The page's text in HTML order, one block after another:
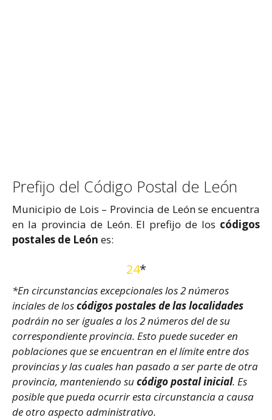
Prefijo del Código Postal de León
Municipio de Lois – Provincia de León se encuentra
en la provincia de León. El prefijo de los códigos
postales de León es:
24*
*En circunstancias excepcionales los 2 números
inciales de loscódigos postales de las localidades
podráin no ser iguales a los 2 números del de su
correspondiente provincia. Esto puede suceder en
poblaciones que se encuentran en el límite entre dos
provincias y las cuales han pasado a ser parte de otra
provincia, manteniendo sucódigo postal inicial. Es
posible que pueda ocurrir esta circunstancia a causa
de otro aspecto administrativo.